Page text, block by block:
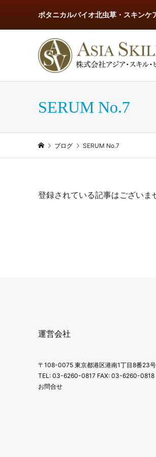
ボタニカルバイオ北虫草・スキンケ
SERUM No.7
ブログ SERUM No.7
登録されている記事はございま
運営会社
〒108-0075 東京都港区港南1丁目8番23
TEL: 03-6260-0817 FAX: 03-6260-0818
お問合せ